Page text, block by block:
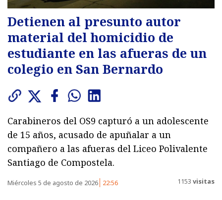
Detienen al presunto autor
material del homicidio de
estudiante en las afueras de un
colegio en San Bernardo
Carabineros del OS9 capturó a un adolescente
de 15 años, acusado de apuñalar a un
compañero a las afueras del Liceo Polivalente
Santiago de Compostela.
Miércoles 5 de agosto de 2026 22:56 1153 visitas